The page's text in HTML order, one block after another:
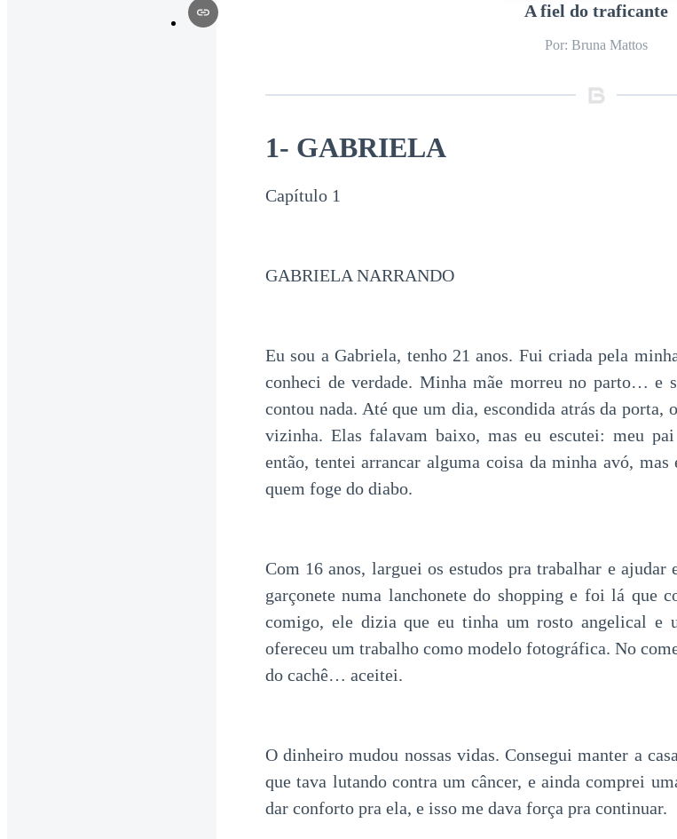
A fiel do traficante
Por: Bruna Mattos
1- GABRIELA
Capítulo 1
GABRIELA NARRANDO
Eu sou a Gabriela, tenho 21 anos. Fui criada pela
conheci de verdade. Minha mãe morreu no parto… e
contou nada. Até que um dia, escondida atrás da porta,
vizinha. Elas falavam baixo, mas eu escutei: meu
então, tentei arrancar alguma coisa da minha avó,
quem foge do diabo.
Com 16 anos, larguei os estudos pra trabalhar e ajudar
garçonete numa lanchonete do shopping e foi lá que
comigo, ele dizia que eu tinha um rosto angelical e
ofereceu um trabalho como modelo fotográfica. No
do cachê… aceitei.
O dinheiro mudou nossas vidas. Consegui manter a
que tava lutando contra um câncer, e ainda comprei
dar conforto pra ela, e isso me dava força pra continuar.